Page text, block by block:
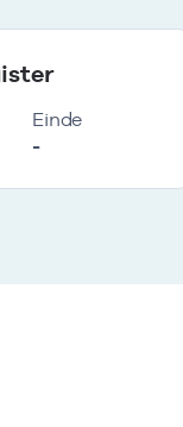
Einde
-